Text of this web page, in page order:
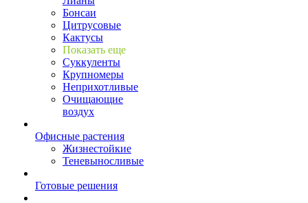
Бонсаи
Цитрусовые
Кактусы
Показать еще
Суккуленты
Крупномеры
Неприхотливые
Очищающие
воздух
Офисные растения
Жизнестойкие
Теневыносливые
Готовые решения